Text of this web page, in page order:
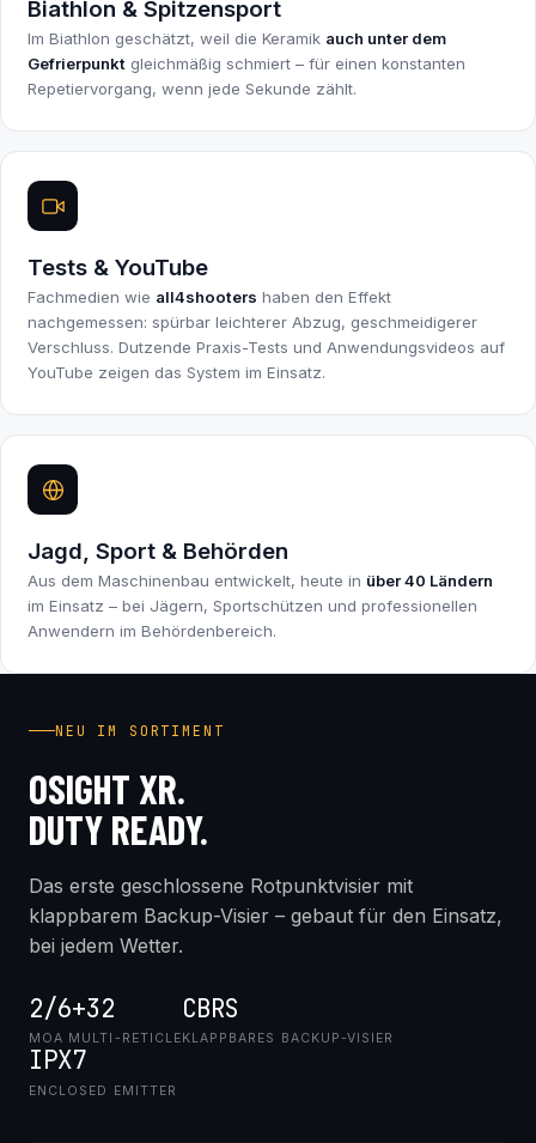
Biathlon & Spitzensport
Im Biathlon geschätzt, weil die Keramik auch unter dem
Gefrierpunkt gleichmäßig schmiert – für einen konstanten
Repetiervorgang, wenn jede Sekunde zählt.
Tests & YouTube
Fachmedien wie all4shooters haben den Effekt
nachgemessen: spürbar leichterer Abzug, geschmeidigerer
Verschluss. Dutzende Praxis-Tests und Anwendungsvideos auf
YouTube zeigen das System im Einsatz.
Jagd, Sport & Behörden
Aus dem Maschinenbau entwickelt, heute in über 40 Ländern
im Einsatz – bei Jägern, Sportschützen und professionellen
Anwendern im Behördenbereich.
NEU IM SORTIMENT
OSIGHT XR.
DUTY READY.
Das erste geschlossene Rotpunktvisier mit
klappbarem Backup-Visier – gebaut für den Einsatz,
bei jedem Wetter.
2/6+32
MOA MULTI-RETICLE
CBRS
KLAPPBARES BACKUP-VISIER
IPX7
ENCLOSED EMITTER